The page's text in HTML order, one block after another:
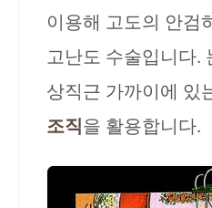
이용해 고도의 안검
고난도 수술입니다.
상직근 가까이에 있
조직을 활용합니다.